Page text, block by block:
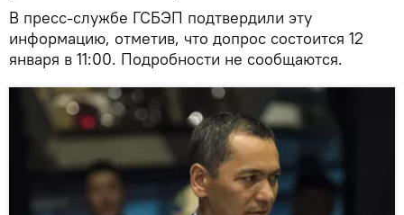
В пресс-службе ГСБЭП подтвердили эту
информацию, отметив, что допрос состоится 12
января в 11:00. Подробности не сообщаются.